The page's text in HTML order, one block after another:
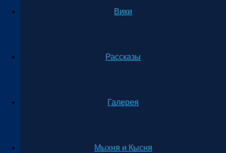
Вики
Рассказы
Галерея
Мыхня и Кысня